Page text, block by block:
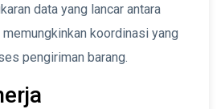
data yang lancar antara
koordinasi yang
pengiriman barang.